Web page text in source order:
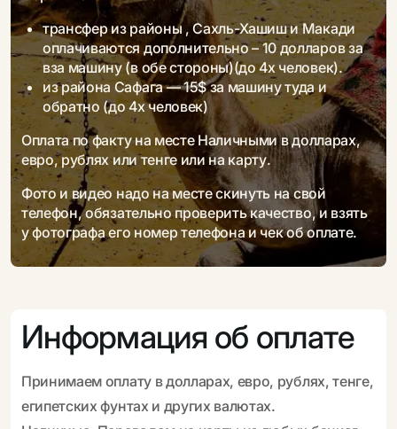
трансфер из районы , Сахль-Хашиш и Макади
оплачиваются дополнительно – 10 долларов за
вза машину (в обе стороны)(до 4х человек).
из района Сафага — 15$ за машину туда и
обратно (до 4х человек)
Оплата по факту на месте Наличными в долларах,
евро, рублях или тенге или на карту.
Фото и видео надо на месте скинуть на свой
телефон, обязательно проверить качество, и взять
у фотографа его номер телефона и чек об оплате.
Информация об оплате
Принимаем оплату в долларах, евро, рублях, тенге,
египетских фунтах и других валютах.